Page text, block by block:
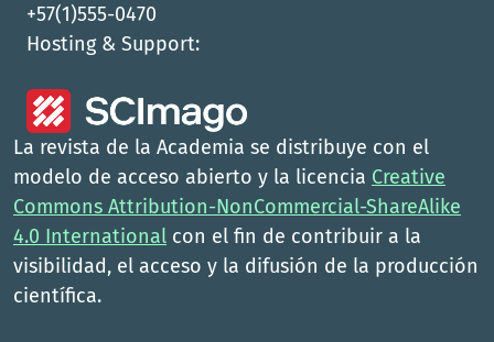
+57(1)555-0470
Hosting & Support:
La revista de la Academia se distribuye con el
modelo de acceso abierto y la licencia Creative
Commons Attribution-NonCommercial-ShareAlike
4.0 International con el fin de contribuir a la
visibilidad, el acceso y la difusión de la producción
científica.